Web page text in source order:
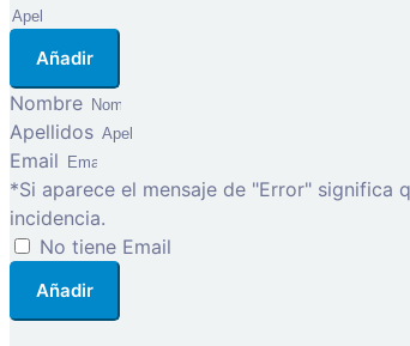
Añadir
Nombre
Apellidos
Email
*Si aparece el mensaje de "Error" significa
incidencia.
No tiene Email
Añadir